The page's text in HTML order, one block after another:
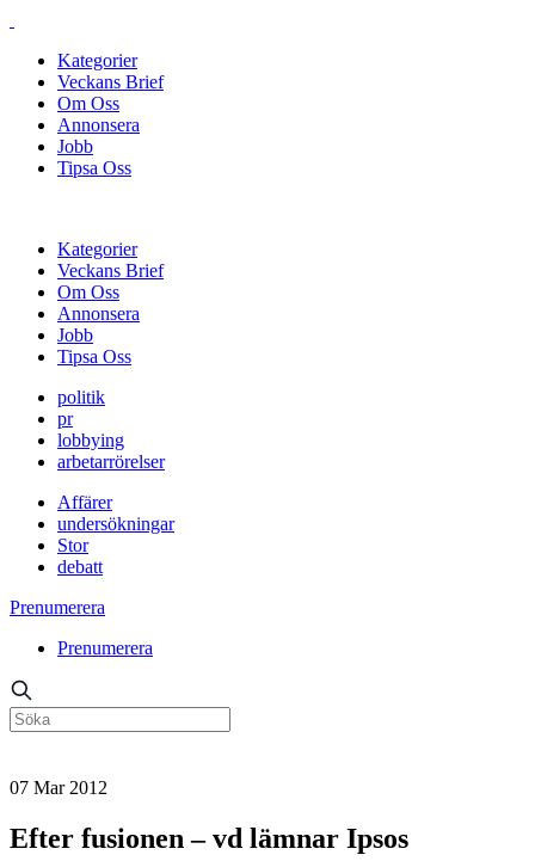
Kategorier
Veckans Brief
Om Oss
Annonsera
Jobb
Tipsa Oss
Kategorier
Veckans Brief
Om Oss
Annonsera
Jobb
Tipsa Oss
politik
pr
lobbying
arbetarrörelser
Affärer
undersökningar
Stor
debatt
Prenumerera
Prenumerera
07 Mar 2012
Efter fusionen – vd lämnar Ipsos